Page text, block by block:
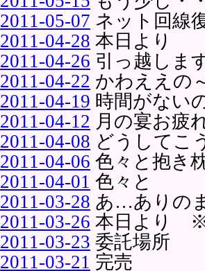
2011-05-07 ネット回線
2011-04-28 本日より
2011-04-26 引っ越しま
2011-04-22 かわええの
2011-04-19 時間がない
2011-04-12 月の宴お疲
2011-04-08 どうしてこ
2011-04-06 色々と抱き
2011-04-01 色々と
2011-03-28 あ…ありの
2011-03-26 本日より ※
2011-03-23 委託場所
2011-03-21 完売